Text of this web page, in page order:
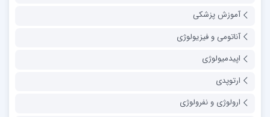
آموزش پزشکی
آناتومی و فیزیولوژی
اپیدمیولوژی
ارتوپدی
ارولوژی و نفرولوژی